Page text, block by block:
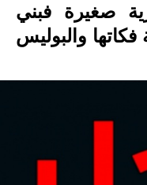
صغيرة فبني
فكاتها والبوليس